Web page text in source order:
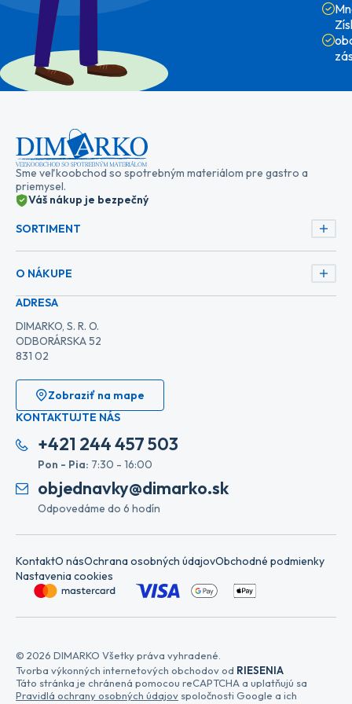
Sme veľkoobchod so spotrebným materiálom pre gastro a
priemysel.
Váš nákup je bezpečný
SORTIMENT
O NÁKUPE
ADRESA
DIMARKO, S. R. O.
ODBORÁRSKA 52
831 02
Zobraziť na mape
KONTAKTUJTE NÁS
+421 244 457 503
Pon - Pia: 7:30 - 16:00
objednavky@dimarko.sk
Odpovedáme do 6 hodín
KontaktO násOchrana osobných údajovObchodné podmienky
Nastavenia cookies
© 2026 DIMARKO Všetky práva vyhradené.
Tvorba výkonných internetových obchodov od RIESENIA
Táto stránka je chránená pomocou reCAPTCHA a uplatňujú sa
Pravidlá ochrany osobných údajov spoločnosti Google a ich